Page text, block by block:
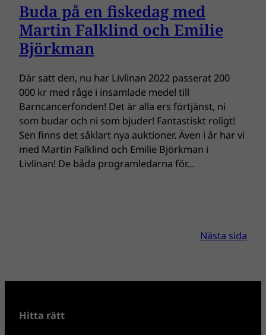
Buda på en fiskedag med
Martin Falklind och Emilie
Björkman
Där satt den, nu har Livlinan 2022 passerat 200
000 kr med råge i insamlade medel till
Barncancerfonden! Det är alla ers förtjänst, ni
som budar och ni som bjuder! Fantastiskt roligt!
Sen finns det såklart nya auktioner. Även i år har vi
med Martin Falklind och Emilie Björkman i
Livlinan! De båda programledarna för…
Nästa sida
Hitta rätt